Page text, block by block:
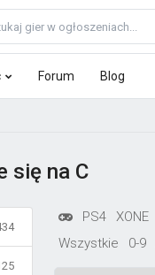
Forum Blog
się na C
PS4 XONE
Wszystkie
0-9